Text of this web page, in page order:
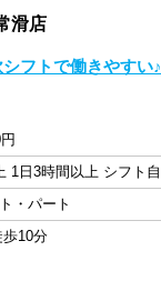
滑店
シフトで働きやす
1日3時間以上 シフト
・パート
10分